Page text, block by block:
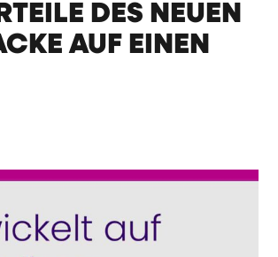
DES NEUEN
AUF EINEN